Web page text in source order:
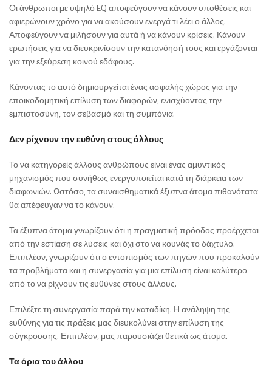
Οι άνθρωποι με υψηλό EQ αποφεύγουν να κάνουν υποθέσεις και
αφιερώνουν χρόνο για να ακούσουν ενεργά τι λέει ο άλλος.
Αποφεύγουν να μιλήσουν για αυτά ή να κάνουν κρίσεις. Κάνουν
ερωτήσεις για να διευκρινίσουν την κατανόησή τους και εργάζονται
για την εξεύρεση κοινού εδάφους.
Κάνοντας το αυτό δημιουργείται ένας ασφαλής χώρος για την
εποικοδομητική επίλυση των διαφορών, ενισχύοντας την
εμπιστοσύνη, τον σεβασμό και τη συμπόνια.
Δεν ρίχνουν την ευθύνη στους άλλους
Το να κατηγορείς άλλους ανθρώπους είναι ένας αμυντικός
μηχανισμός που συνήθως ενεργοποιείται κατά τη διάρκεια των
διαφωνιών. Ωστόσο, τα συναισθηματικά έξυπνα άτομα πιθανότατα
θα απέφευγαν να το κάνουν.
Τα έξυπνα άτομα γνωρίζουν ότι η πραγματική πρόοδος προέρχεται
από την εστίαση σε λύσεις και όχι στο να κουνάς το δάχτυλο.
Επιπλέον, γνωρίζουν ότι ο εντοπισμός των πηγών που προκαλούν
τα προβλήματα και η συνεργασία για μια επίλυση είναι καλύτερο
από το να ρίχνουν τις ευθύνες στους άλλους.
Επιλέξτε τη συνεργασία παρά την καταδίκη. Η ανάληψη της
ευθύνης για τις πράξεις μας διευκολύνει στην επίλυση της
σύγκρουσης. Επιπλέον, μας παρουσιάζει θετικά ως άτομα.
Τα όρια του άλλου